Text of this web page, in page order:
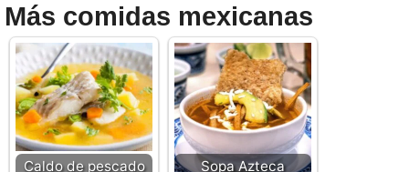
Más comidas mexicanas
Caldo de pescado Sopa Azteca